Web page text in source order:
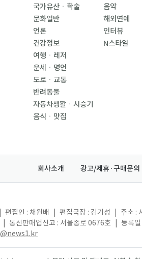
국가유산ㆍ학술
문화일반
언론
건강정보
여행ㆍ레저
운세ㆍ명언
도로ㆍ교통
반려동물
자동차생활ㆍ시승기
음식ㆍ맛집
음악
해외연예
인터뷰
N스타일
회사소개 광고/제휴·구매문의
편집인 : 채원배 편집국장 : 김기성 주소 :
통신판매업신고 : 서울종로 0676호 등록